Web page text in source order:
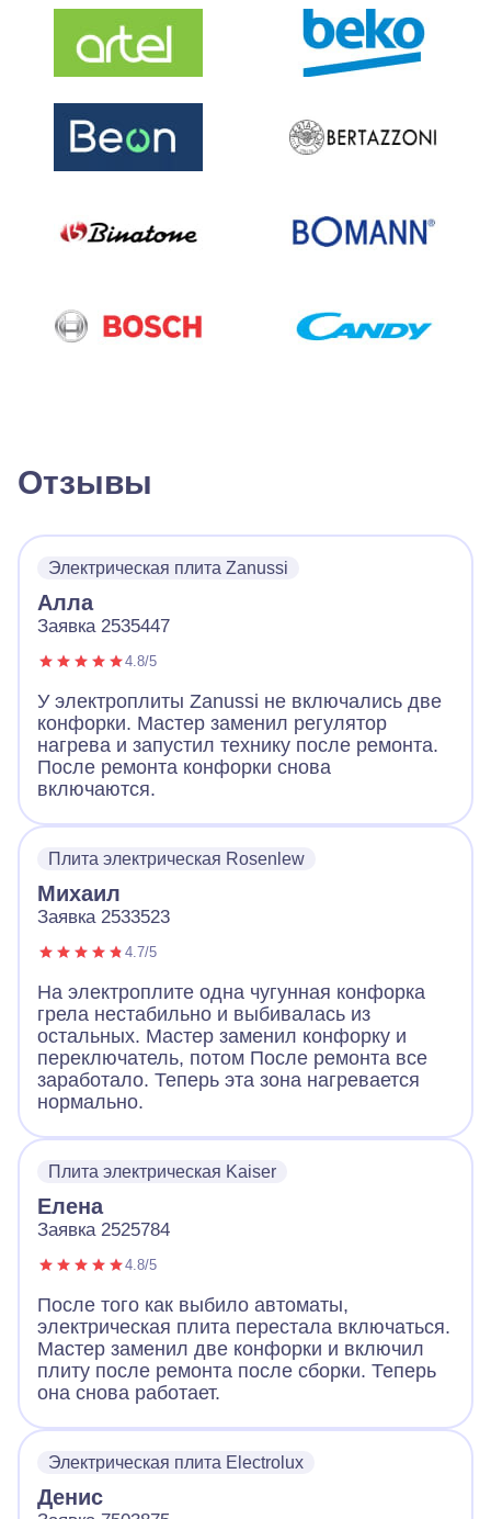
Отзывы
Электрическая плита Zanussi
Алла
Заявка 2535447
4.8/5
У электроплиты Zanussi не включались две
конфорки. Мастер заменил регулятор
нагрева и запустил технику после ремонта.
После ремонта конфорки снова
включаются.
Плита электрическая Rosenlew
Михаил
Заявка 2533523
4.7/5
На электроплите одна чугунная конфорка
грела нестабильно и выбивалась из
остальных. Мастер заменил конфорку и
переключатель, потом После ремонта все
заработало. Теперь эта зона нагревается
нормально.
Плита электрическая Kaiser
Елена
Заявка 2525784
4.8/5
После того как выбило автоматы,
электрическая плита перестала включаться.
Мастер заменил две конфорки и включил
плиту после ремонта после сборки. Теперь
она снова работает.
Электрическая плита Electrolux
Денис